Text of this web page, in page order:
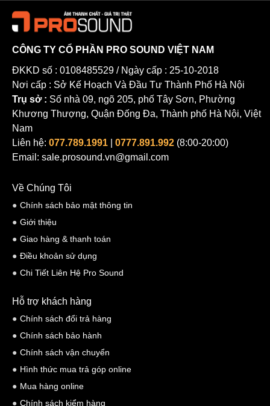
CÔNG TY CỔ PHẦN PRO SOUND VIỆT NAM
ĐKKD số : 0108485529 / Ngày cấp : 25-10-2018
Nơi cấp : Sở Kế Hoạch Và Đầu Tư Thành Phố Hà Nội
Trụ sở : Số nhà 09, ngõ 205, phố Tây Sơn, Phường
Khương Thượng, Quận Đống Đa, Thành phố Hà Nội, Việt
Nam
Liên hệ: 077.789.1991 0777.891.992 (8:00-20:00)
Email: sale.prosound.vn@gmail.com
Về Chúng Tôi
Chính sách bảo mật thông tin
Giới thiệu
Giao hàng & thanh toán
Điều khoản sử dụng
Chi Tiết Liên Hệ Pro Sound
Hỗ trợ khách hàng
Chính sách đổi trả hàng
Chính sách bảo hành
Chính sách vận chuyển
Hình thức mua trả góp online
Mua hàng online
Chính sách kiểm hàng